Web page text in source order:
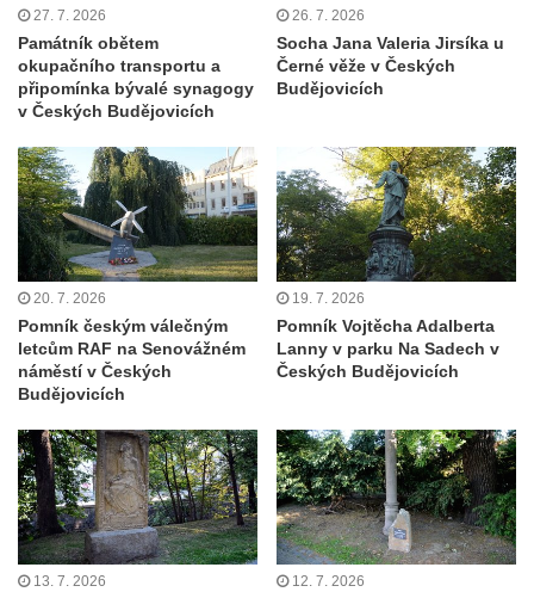
Hrob Václava Roušara na hřbitově ve
Veltěži
Hrob Zdeňka Kalouše na hřbitově ve Veltěži
Hrob vojáka Rudé armády na hřbitově ve
Veltěži
Pamětní deska obětem 1. světové války u
vstupu na hřbitov ve Veltěži
Pomník obětem 1. světové války v
Konětopech
Kenotaf Antonína Husáka na hřbitově ve
Hřivicích
Kenotaf Františka Passaura na hřbitově ve
Kenotaf Antonína Fausta na hřbitově ve
Hřivicích
Kenotaf Josefa Borovského na hřbitově ve
Hřivicích
27. 7. 2026
Památník obětem
okupačního transportu a
připomínka bývalé synagogy
v Českých Budějovicích
26. 7. 2026
Socha Jana Valeria Jirsíka u
Černé věže v Českých
Budějovicích
20. 7. 2026
Pomník českým válečným
letcům RAF na Senovážném
náměstí v Českých
Budějovicích
19. 7. 2026
Pomník Vojtěcha Adalberta
Lanny v parku Na Sadech v
Českých Budějovicích
13. 7. 2026 12. 7. 2026